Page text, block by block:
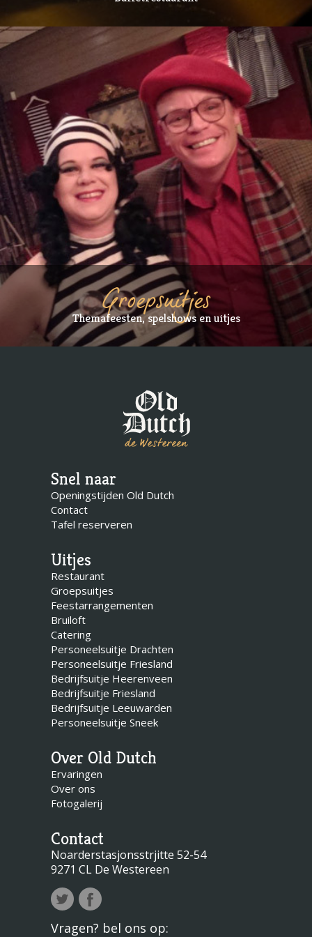
Groepsuitjes
Themafeesten, spelshows en uitjes
Snel naar
Openingstijden Old Dutch
Contact
Tafel reserveren
Uitjes
Restaurant
Groepsuitjes
Feestarrangementen
Bruiloft
Catering
Personeelsuitje Drachten
Personeelsuitje Friesland
Bedrijfsuitje Heerenveen
Bedrijfsuitje Friesland
Bedrijfsuitje Leeuwarden
Personeelsuitje Sneek
Over Old Dutch
Ervaringen
Over ons
Fotogalerij
Contact
Noarderstasjonsstrjitte 52-54
9271 CL De Westereen
Vragen? bel ons op: